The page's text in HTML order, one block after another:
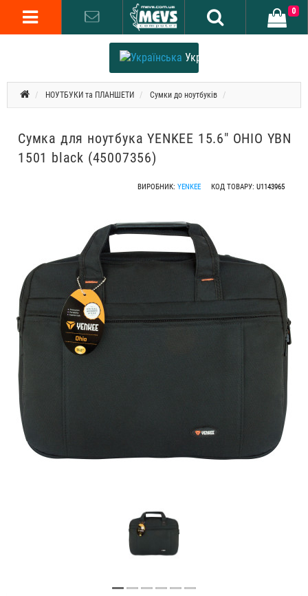
Українська
0
НОУТБУКИ та ПЛАНШЕТИ Сумки до ноутбуків
Сумка для ноутбука YENKEE 15.6" OHIO YBN
1501 black (45007356)
ВИРОБНИК: YENKEE КОД ТОВАРУ: U1143965